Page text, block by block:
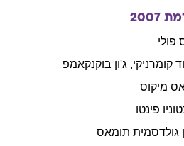
2007
פולי
קומרניקי, ג'ון בוקנקאמפ
מיקוס
פינטו
גולדסמית תומאס